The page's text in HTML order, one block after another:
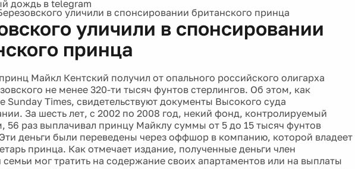
уличили в спонсировании британского принца
уличили в спонсировании
принца
Майкл Кентский получил от опального российского олигарха
не менее 320-ти тысяч фунтов стерлингов. Об этом, как
Sunday Times, свидетельствуют документы Высокого суда
За шесть лет, с 2002 по 2008 год, некий фонд, контролируемый
56 раз выплачивал принцу Майклу суммы от 5 до 15 тысяч фунтов
деньги были переведены через оффшор в компанию, которой владеет
принца. Как отмечает издание, полученные деньги член
семьи мог тратить на содержание своих апартаментов или на выплаты